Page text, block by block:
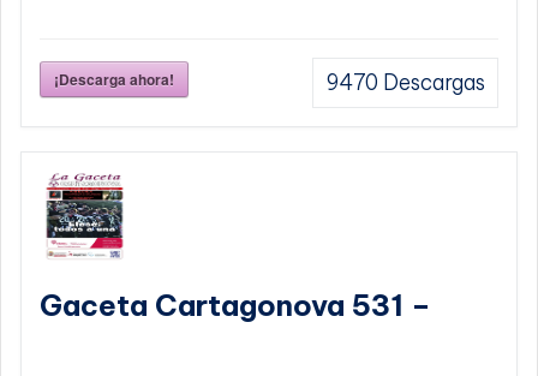
¡Descarga ahora! 9470 Descargas
Gaceta Cartagonova 531 –